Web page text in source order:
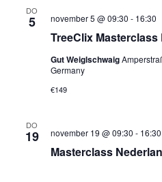
DO
5
TreeClix
november 5 @ 09:30 - 16:30
Gut Weiglschwaig
Germany
€149
DO
19
Masterclass
november 19 @ 09:30 - 16:30